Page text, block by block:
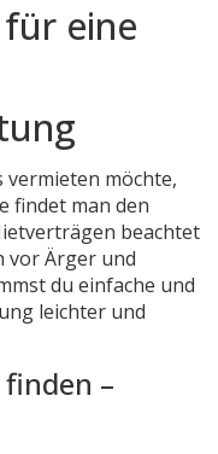
eine
vermieten möchte,
findet man den
beachtet
vor Ärger und
du einfache und
leichter und
–